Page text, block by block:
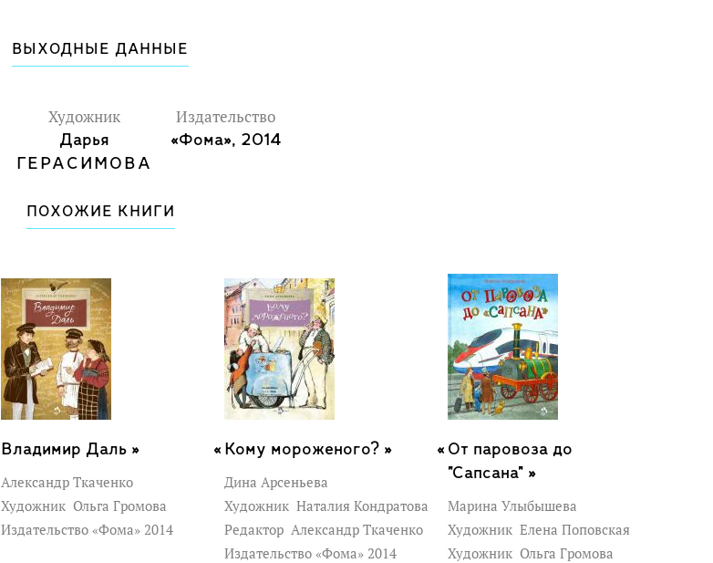
ВЫХОДНЫЕ ДАННЫЕ
Художник
Дарья
ГЕРАСИМОВА
Издательство
«Фома», 2014
ПОХОЖИЕ КНИГИ
Владимир Даль »
Александр Ткаченко
Художник Ольга Громова
Издательство «Фома» 2014
Кому мороженого? »
Дина Арсеньева
Художник Наталия Кондратова
Редактор Александр Ткаченко
Издательство «Фома» 2014
От паровоза до
"Сапсана" »
Марина Улыбышева
Художник Елена Поповская
Художник Ольга Громова